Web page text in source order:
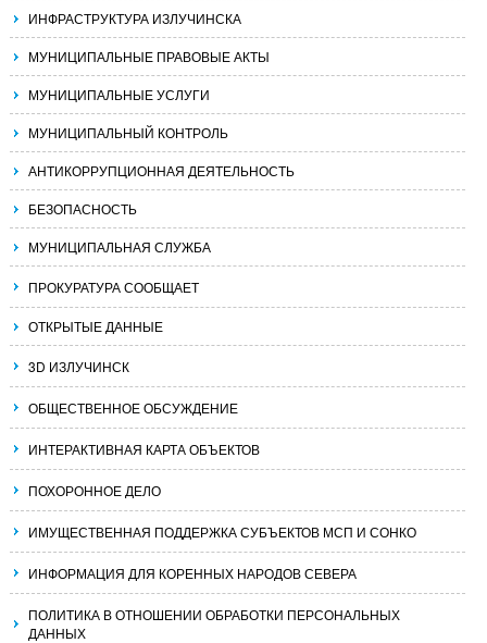
ИНФРАСТРУКТУРА ИЗЛУЧИНСКА
МУНИЦИПАЛЬНЫЕ ПРАВОВЫЕ АКТЫ
МУНИЦИПАЛЬНЫЕ УСЛУГИ
МУНИЦИПАЛЬНЫЙ КОНТРОЛЬ
АНТИКОРРУПЦИОННАЯ ДЕЯТЕЛЬНОСТЬ
БЕЗОПАСНОСТЬ
МУНИЦИПАЛЬНАЯ СЛУЖБА
ПРОКУРАТУРА СООБЩАЕТ
ОТКРЫТЫЕ ДАННЫЕ
3D ИЗЛУЧИНСК
ОБЩЕСТВЕННОЕ ОБСУЖДЕНИЕ
ИНТЕРАКТИВНАЯ КАРТА ОБЪЕКТОВ
ПОХОРОННОЕ ДЕЛО
ИМУЩЕСТВЕННАЯ ПОДДЕРЖКА СУБЪЕКТОВ МСП И СОНКО
ИНФОРМАЦИЯ ДЛЯ КОРЕННЫХ НАРОДОВ СЕВЕРА
ПОЛИТИКА В ОТНОШЕНИИ ОБРАБОТКИ ПЕРСОНАЛЬНЫХ
ДАННЫХ